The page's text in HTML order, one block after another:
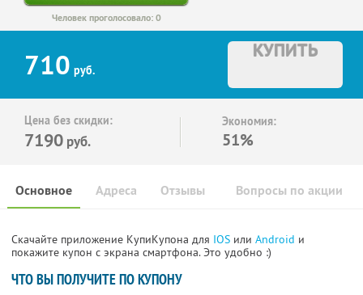
Человек проголосовало: 0
710 руб.
КУПИТЬ
Цена без скидки:
7190 руб.
Экономия:
51%
Основное Отзывы Вопросы по акции
Адреса
Скачайте приложение КупиКупона для IOS или Android и
покажите купон с экрана смартфона. Это удобно :)
ЧТО ВЫ ПОЛУЧИТЕ ПО КУПОНУ